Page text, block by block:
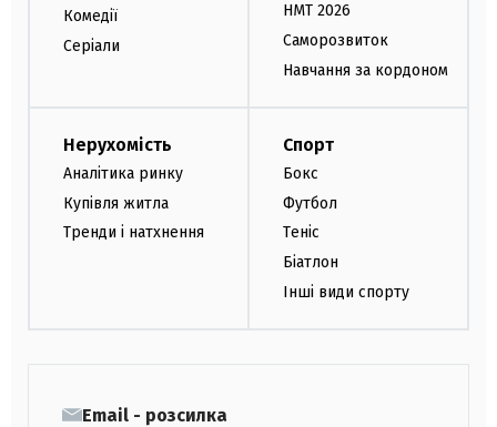
Комедії
Серіали
НМТ 2026
Саморозвиток
Навчання за кордоном
Нерухомість
Аналітика ринку
Купівля житла
Тренди і натхнення
Спорт
Бокс
Футбол
Теніс
Біатлон
Інші види спорту
Email - розсилка